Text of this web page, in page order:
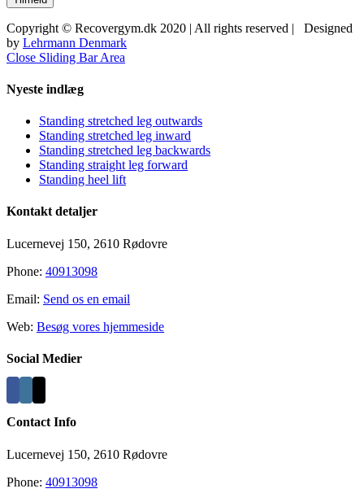
Copyright © Recovergym.dk 2020 | All rights reserved | Designed
by Lehrmann Denmark
Close Sliding Bar Area
Nyeste indlæg
Standing stretched leg outwards
Standing stretched leg inward
Standing stretched leg backwards
Standing straight leg forward
Standing heel lift
Kontakt detaljer
Lucernevej 150, 2610 Rødovre
Phone: 40913098
Email: Send os en email
Web: Besøg vores hjemmeside
Social Medier
Contact Info
Lucernevej 150, 2610 Rødovre
Phone: 40913098